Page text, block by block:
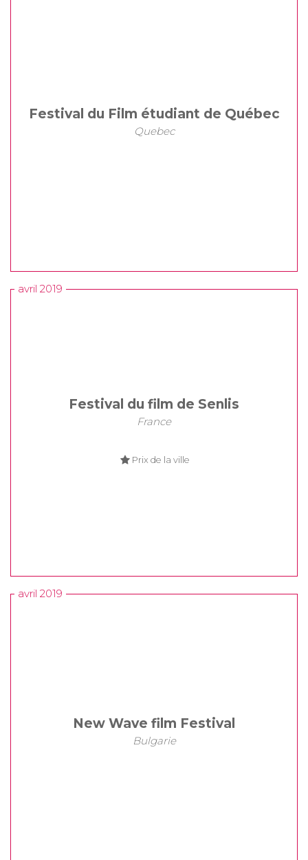
Festival du Film étudiant de Québec
Quebec
avril 2019
Festival du film de Senlis
France
Prix de la ville
avril 2019
New Wave film Festival
Bulgarie